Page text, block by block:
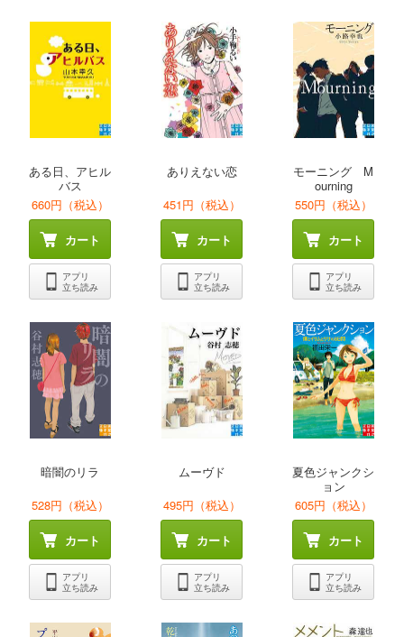
ある日、アヒル
バス
660円（税込）
カート
アプリ
立ち読み
ありえない恋
451円（税込）
カート
アプリ
立ち読み
モーニング M
ourning
550円（税込）
カート
アプリ
立ち読み
暗闇のリラ
528円（税込）
カート
アプリ
立ち読み
ムーヴド
495円（税込）
カート
アプリ
立ち読み
夏色ジャンクシ
ョン
605円（税込）
カート
アプリ
立ち読み